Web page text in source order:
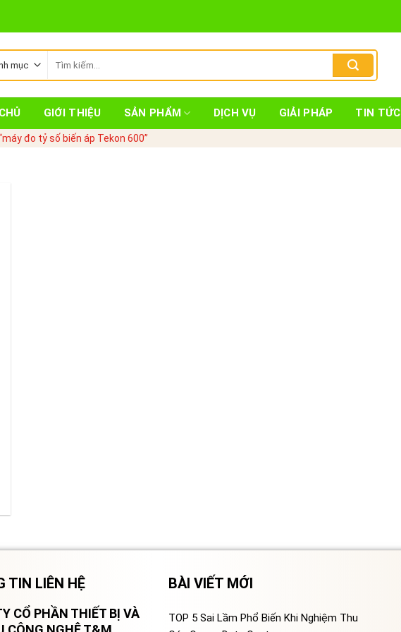
kiếm:
GIỚI THIỆU SẢN PHẨM DỊCH VỤ GIẢI PHÁP TIN TỨC
đo tỷ số biến áp Tekon 600”
TIN LIÊN HỆ
CỔ PHẦN THIẾT BỊ VÀ
BÀI VIẾT MỚI
TOP 5 Sai Lầm Phổ Biến Khi Nghiệm Thu